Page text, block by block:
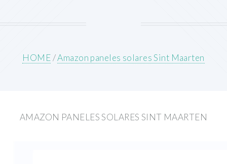
HOME/Amazon paneles solares Sint Maarten
AMAZON PANELES SOLARES SINT MAARTEN